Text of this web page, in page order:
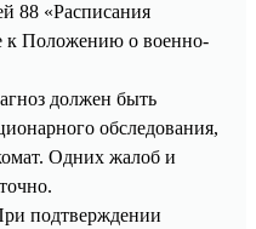
88 «Расписания
к Положению о военно-
должен быть
обследования,
Одних жалоб и
подтверждении